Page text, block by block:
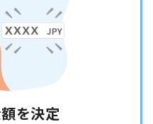
を決定